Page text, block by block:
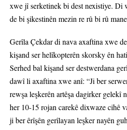
xwe jî serketinek bi dest nexistiye. Di
de bi şikestinên mezin re rû bi rû
Gerîla Çekdar di nava axaftina xwe
kişand ser helîkopterên skorsky ên
Serhed bal kişand ser destwerdana
dawî li axaftina xwe anî: “Ji ber
rewşa leşkerên artêşa dagirker gelekî
her 10-15 rojan carekê dixwaze cihê
ji ber êrîşên gerîlayan leşker nayên